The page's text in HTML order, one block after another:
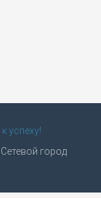
к успеху!
Сетевой город